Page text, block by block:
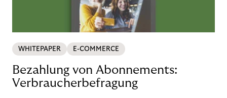
WHITEPAPER E-COMMERCE
Bezahlung von Abonnements:
Verbraucherbefragung